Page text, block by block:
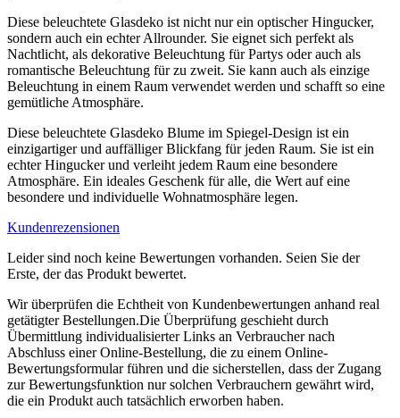
Diese beleuchtete Glasdeko ist nicht nur ein optischer Hingucker,
sondern auch ein echter Allrounder. Sie eignet sich perfekt als
Nachtlicht, als dekorative Beleuchtung für Partys oder auch als
romantische Beleuchtung für zu zweit. Sie kann auch als einzige
Beleuchtung in einem Raum verwendet werden und schafft so eine
gemütliche Atmosphäre.
Diese beleuchtete Glasdeko Blume im Spiegel-Design ist ein
einzigartiger und auffälliger Blickfang für jeden Raum. Sie ist ein
echter Hingucker und verleiht jedem Raum eine besondere
Atmosphäre. Ein ideales Geschenk für alle, die Wert auf eine
besondere und individuelle Wohnatmosphäre legen.
Kundenrezensionen
Leider sind noch keine Bewertungen vorhanden. Seien Sie der
Erste, der das Produkt bewertet.
Wir überprüfen die Echtheit von Kundenbewertungen anhand real
getätigter Bestellungen.Die Überprüfung geschieht durch
Übermittlung individualisierter Links an Verbraucher nach
Abschluss einer Online-Bestellung, die zu einem Online-
Bewertungsformular führen und die sicherstellen, dass der Zugang
zur Bewertungsfunktion nur solchen Verbrauchern gewährt wird,
die ein Produkt auch tatsächlich erworben haben.